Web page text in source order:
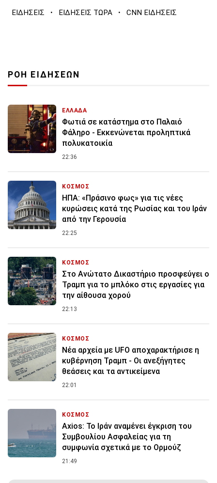
ΕΙΔΗΣΕΙΣ · ΕΙΔΗΣΕΙΣ ΤΩΡΑ · CNN ΕΙΔΗΣΕΙΣ
ΡΟΗ ΕΙΔΗΣΕΩΝ
ΕΛΛΑΔΑ
Φωτιά σε κατάστημα στο Παλαιό
Φάληρο - Εκκενώνεται προληπτικά
πολυκατοικία
22:36
ΚΟΣΜΟΣ
ΗΠΑ: «Πράσινο φως» για τις νέες
κυρώσεις κατά της Ρωσίας και του Ιράν
από την Γερουσία
22:25
ΚΟΣΜΟΣ
Στο Ανώτατο Δικαστήριο προσφεύγει ο
Τραμπ για το μπλόκο στις εργασίες για
την αίθουσα χορού
22:13
ΚΟΣΜΟΣ
Νέα αρχεία με UFO αποχαρακτήρισε η
κυβέρνηση Τραμπ - Οι ανεξήγητες
θεάσεις και τα αντικείμενα
22:01
ΚΟΣΜΟΣ
Axios: Το Ιράν αναμένει έγκριση του
Συμβουλίου Ασφαλείας για τη
συμφωνία σχετικά με το Ορμούζ
21:49